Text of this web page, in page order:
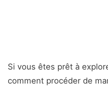
Si vous êtes prêt à
comment procéder de